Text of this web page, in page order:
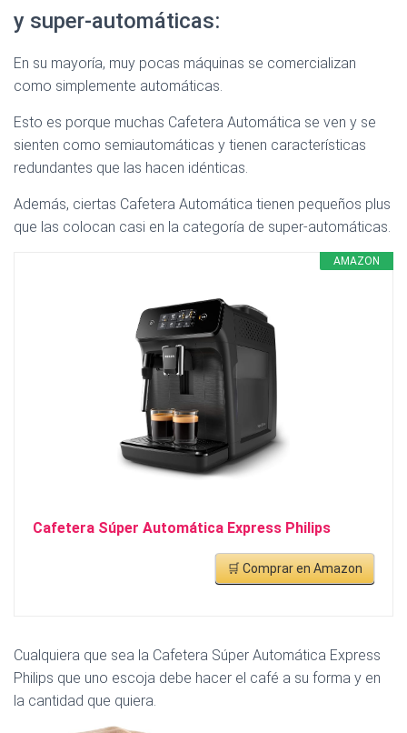
y super-automáticas:
En su mayoría, muy pocas máquinas se comercializan
como simplemente automáticas.
Esto es porque muchas Cafetera Automática se ven y se
sienten como semiautomáticas y tienen características
redundantes que las hacen idénticas.
Además, ciertas Cafetera Automática tienen pequeños plus
que las colocan casi en la categoría de super-automáticas.
AMAZON
Cafetera Súper Automática Express Philips
🛒 Comprar en Amazon
Cualquiera que sea la Cafetera Súper Automática Express
Philips que uno escoja debe hacer el café a su forma y en
la cantidad que quiera.